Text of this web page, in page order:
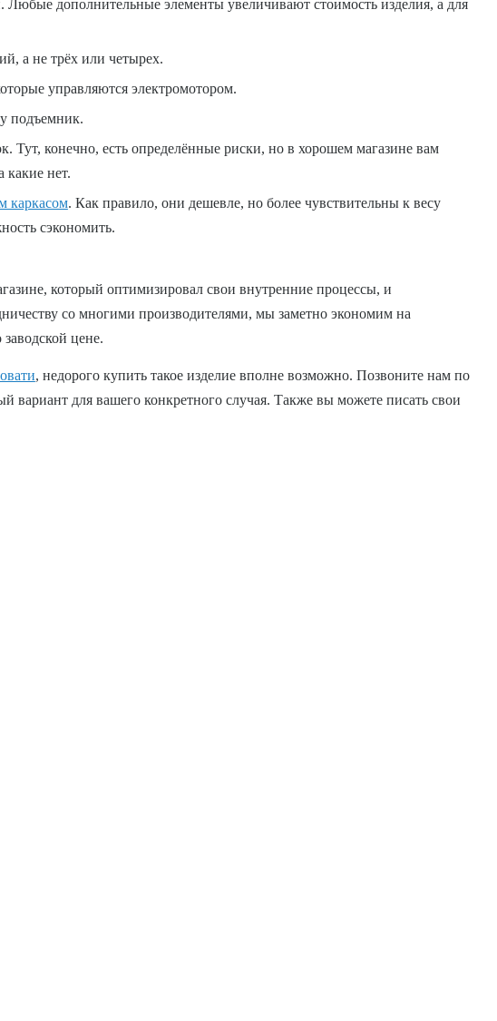
дополнительные элементы увеличивают стоимость изделия, а для
а не трёх или четырех.
управляются электромотором.
подъемник.
Тут, конечно, есть определённые риски, но в хорошем магазине вам
какие нет.
каркасом. Как правило, они дешевле, но более чувствительны к весу
сэкономить.
который оптимизировал свои внутренние процессы, и
со многими производителями, мы заметно экономим на
цене.
, недорого купить такое изделие вполне возможно. Позвоните нам по
для вашего конкретного случая. Также вы можете писать свои